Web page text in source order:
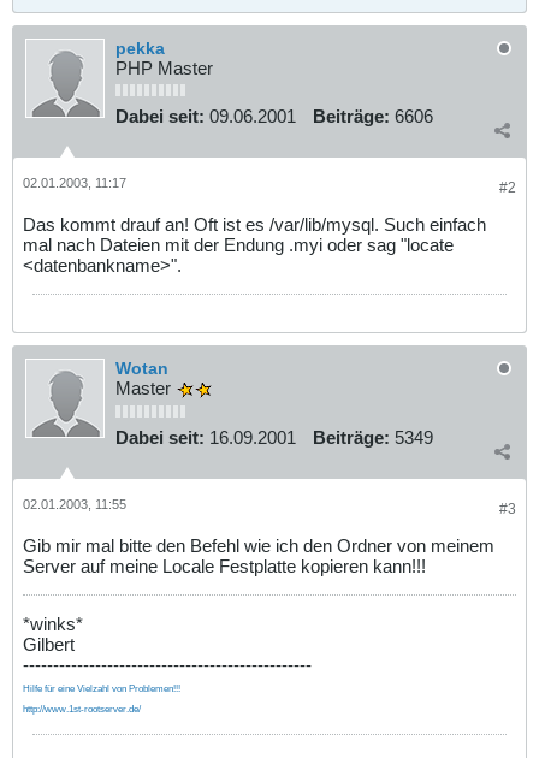
pekka
PHP Master
Dabei seit: 09.06.2001 Beiträge: 6606
#2
02.01.2003, 11:17
Das kommt drauf an! Oft ist es /var/lib/mysql. Such einfach
mal nach Dateien mit der Endung .myi oder sag "locate
<datenbankname>".
Wotan
Master
Dabei seit: 16.09.2001 Beiträge: 5349
#3
02.01.2003, 11:55
Gib mir mal bitte den Befehl wie ich den Ordner von meinem
Server auf meine Locale Festplatte kopieren kann!!!
*winks*
Gilbert
------------------------------------------------
Hilfe für eine Vielzahl von Problemen!!!
http://www.1st-rootserver.de/